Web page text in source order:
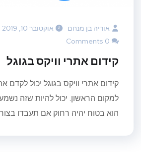
אוריה בן מנחם
אוקטובר 10, 2019
0 Comments
קידום אתרי וויקס בגוגל
קידום אתרי וויקס בגוגל יכול
למקום הראשון. יכול להיות שזה
הוא בטוח יהיה רחוק אם תעבדו